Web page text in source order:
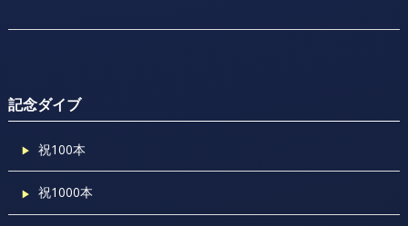
記念ダイブ
祝100本
祝1000本